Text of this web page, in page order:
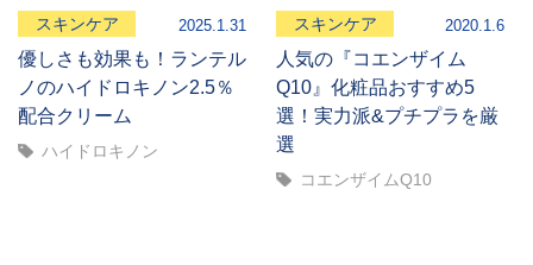
スキンケア 2025.1.31
優しさも効果も！ランテル
ノのハイドロキノン2.5％
配合クリーム
ハイドロキノン
スキンケア 2020.1.6
人気の『コエンザイム
Q10』化粧品おすすめ5
選！実力派&プチプラを厳
選
コエンザイムQ10